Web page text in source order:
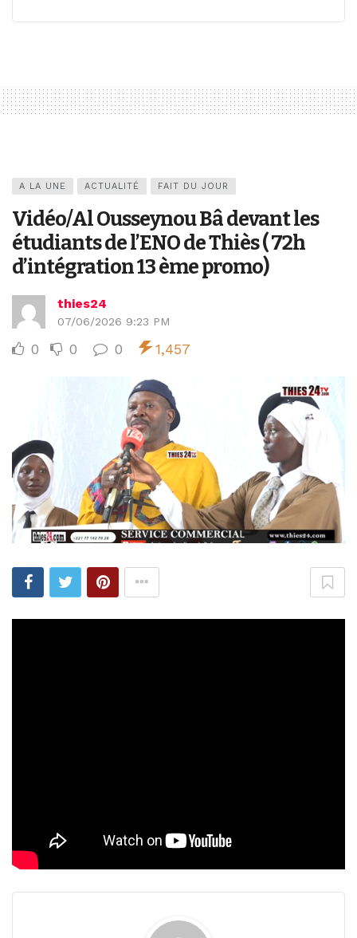
A LA UNE ACTUALITÉ FAIT DU JOUR
Vidéo/Al Ousseynou Bâ devant les
étudiants de l’ENO de Thiès ( 72h
d’intégration 13 ème promo)
thies24
07/06/2026 9:23 PM
0 0 0 1,457